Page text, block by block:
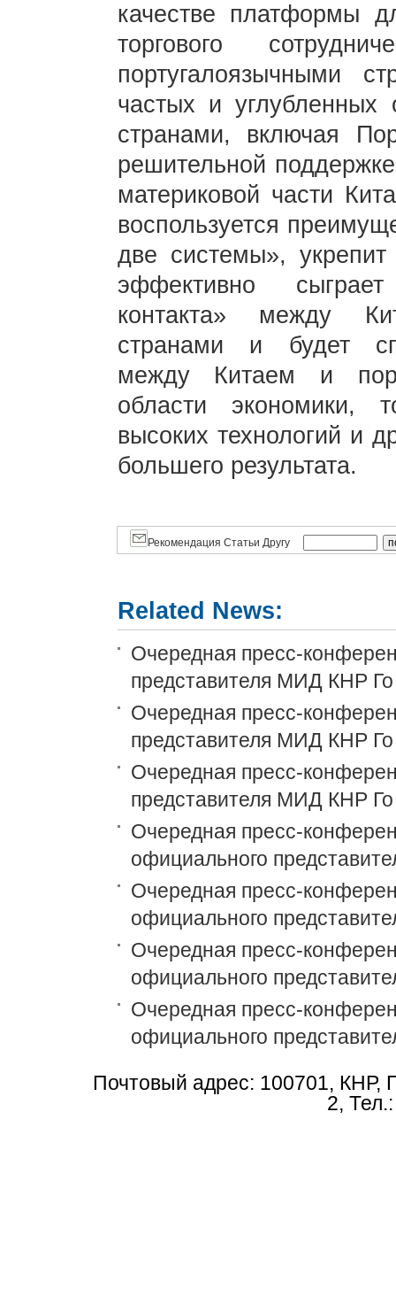
качестве платформы
торгового
португалоязычными
частых и углубленных
странами, включая
решительной
материковой части
воспользуется
две системы»,
эффективно
контакта» между
странами и будет
между Китаем и
области экономики,
высоких технологий и
большего результата.
Рекомендация Статьи Другу
Related News:
Очередная пресс-
представителя МИД КНР Го
Очередная пресс-
представителя МИД КНР Го
Очередная пресс-
представителя МИД КНР Го
Очередная пресс-
официального
Очередная пресс-
официального
Очередная пресс-
официального
Очередная пресс-
официального
Почтовый адрес: 100701, КНР,
2,